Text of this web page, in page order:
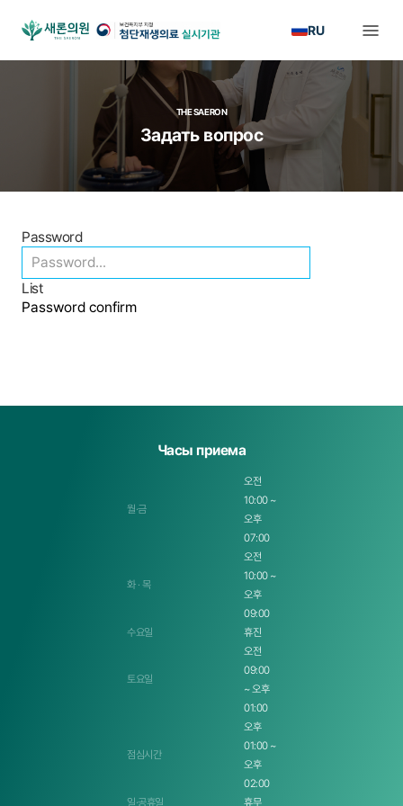
RU
THE SAERON
Задать вопрос
Password
List
Password confirm
Часы приема
월·금
오전
10:00 ~
오후
07:00
화 · 목
오전
10:00 ~
오후
09:00
수요일
휴진
토요일
오전
09:00
~ 오후
01:00
점심시간
오후
01:00 ~
오후
02:00
일·공휴일
휴무